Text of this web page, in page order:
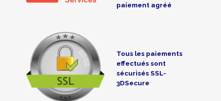
paiement agréé
Tous les paiements
effectués sont
sécurisés SSL-
3DSecure